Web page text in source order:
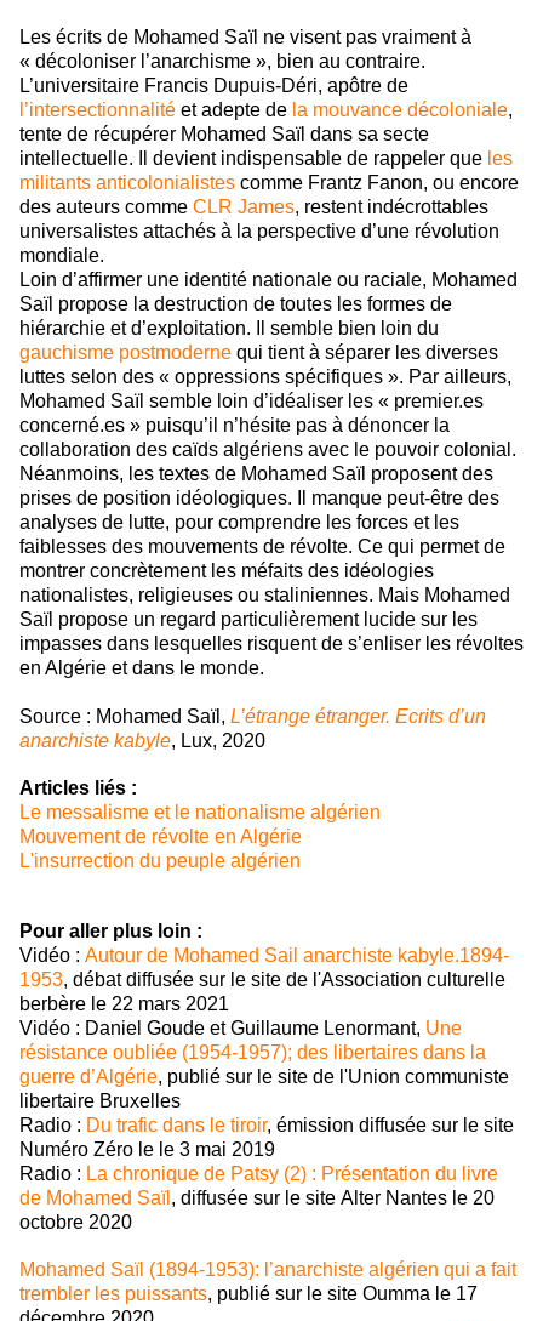
Les écrits de Mohamed Saïl ne visent pas vraiment à
« décoloniser l’anarchisme », bien au contraire.
L’universitaire Francis Dupuis-Déri, apôtre de
l’intersectionnalité et adepte de la mouvance décoloniale,
tente de récupérer Mohamed Saïl dans sa secte
intellectuelle. Il devient indispensable de rappeler que les
militants anticolonialistes comme Frantz Fanon, ou encore
des auteurs comme CLR James, restent indécrottables
universalistes attachés à la perspective d’une révolution
mondiale.
Loin d’affirmer une identité nationale ou raciale, Mohamed
Saïl propose la destruction de toutes les formes de
hiérarchie et d’exploitation. Il semble bien loin du
gauchisme postmoderne qui tient à séparer les diverses
luttes selon des « oppressions spécifiques ». Par ailleurs,
Mohamed Saïl semble loin d’idéaliser les « premier.es
concerné.es » puisqu’il n’hésite pas à dénoncer la
collaboration des caïds algériens avec le pouvoir colonial.
Néanmoins, les textes de Mohamed Saïl proposent des
prises de position idéologiques. Il manque peut-être des
analyses de lutte, pour comprendre les forces et les
faiblesses des mouvements de révolte. Ce qui permet de
montrer concrètement les méfaits des idéologies
nationalistes, religieuses ou staliniennes. Mais Mohamed
Saïl propose un regard particulièrement lucide sur les
impasses dans lesquelles risquent de s’enliser les révoltes
en Algérie et dans le monde.
Source : Mohamed Saïl, L’étrange étranger. Ecrits d’un
anarchiste kabyle, Lux, 2020
Articles liés :
Le messalisme et le nationalisme algérien
Mouvement de révolte en Algérie
L'insurrection du peuple algérien
Pour aller plus loin :
Vidéo : Autour de Mohamed Sail anarchiste kabyle.1894-
1953, débat diffusée sur le site de l'Association culturelle
berbère le 22 mars 2021
Vidéo : Daniel Goude et Guillaume Lenormant, Une
résistance oubliée (1954-1957); des libertaires dans la
guerre d’Algérie, publié sur le site de l'Union communiste
libertaire Bruxelles
Radio : Du trafic dans le tiroir, émission diffusée sur le site
Numéro Zéro le le 3 mai 2019
Radio : La chronique de Patsy (2) : Présentation du livre
de Mohamed Saïl , diffusée sur le site Alter Nantes le 20
octobre 2020
Mohamed Saïl (1894-1953): l’anarchiste algérien qui a fait
trembler les puissants, publié sur le site Oumma le 17